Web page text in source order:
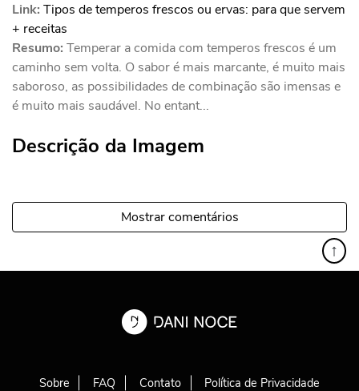
Link: Tipos de temperos frescos ou ervas: para que servem
+ receitas
Resumo: Temperar a comida com temperos frescos é um
caminho sem volta. O sabor é mais marcante, é muito mais
saboroso, as possibilidades de combinação são imensas e
é muito mais saudável. No entant...
Descrição da Imagem
Mostrar comentários
↑
Sobre FAQ Contato Política de Privacidade